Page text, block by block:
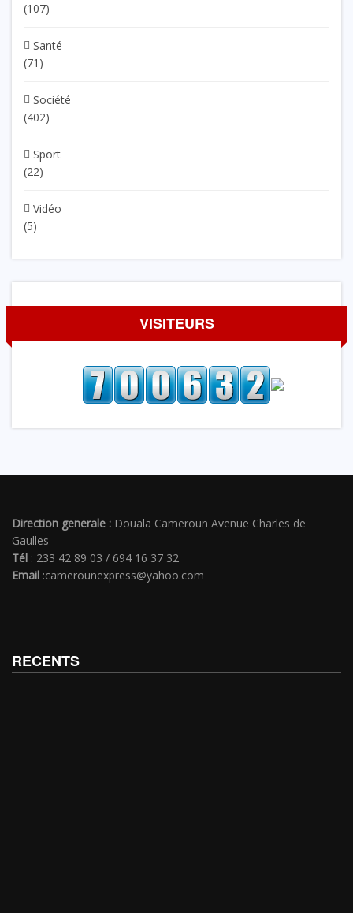
(107)
Santé
(71)
Société
(402)
Sport
(22)
Vidéo
(5)
VISITEURS
Direction generale : Douala Cameroun Avenue Charles de
Gaulles
Tél : 233 42 89 03 / 694 16 37 32
Email :camerounexpress@yahoo.com
RECENTS